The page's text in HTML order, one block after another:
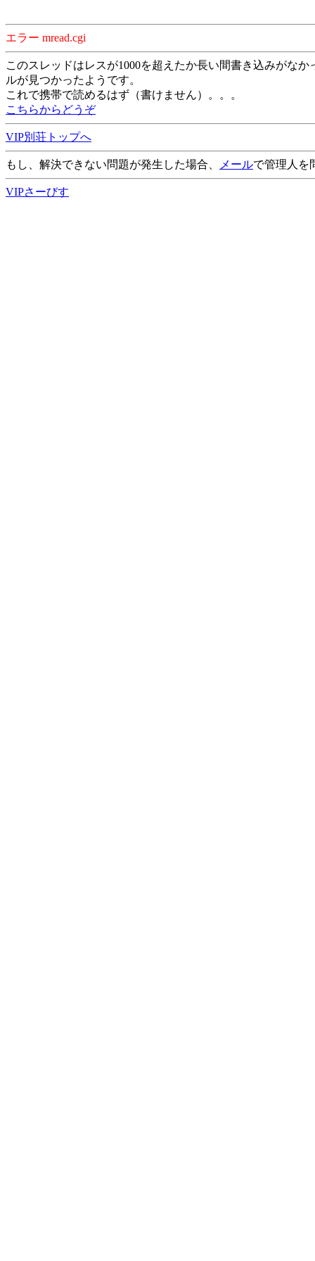
エラー mread.cgi
このスレッドはレスが1000を超えたか長い間書き込みがな
ルが見つかったようです。
これで携帯で読めるはず（書けません）。。。
こちらからどうぞ
VIP別荘トップへ
もし、解決できない問題が発生した場合、 メールで管理人を
VIPさーびす